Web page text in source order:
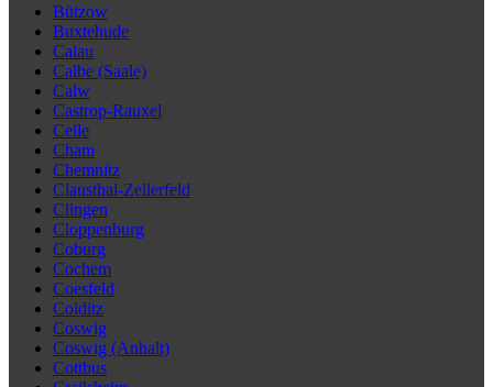
Bützow
Buxtehude
Calau
Calbe (Saale)
Calw
Castrop-Rauxel
Celle
Cham
Chemnitz
Clausthal-Zellerfeld
Clingen
Cloppenburg
Coburg
Cochem
Coesfeld
Colditz
Coswig
Coswig (Anhalt)
Cottbus